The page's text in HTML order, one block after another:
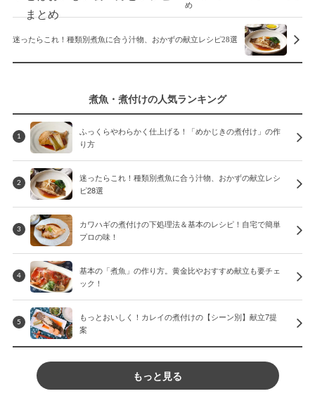
め
迷ったらこれ！種類別煮魚に合う汁物、おかずの献立レシピ28選
煮魚・煮付けの人気ランキング
1
ふっくらやわらかく仕上げる！「めかじきの煮付け」の作
り方
2
迷ったらこれ！種類別煮魚に合う汁物、おかずの献立レシ
ピ28選
3
カワハギの煮付けの下処理法＆基本のレシピ！自宅で簡単
プロの味！
4
基本の「煮魚」の作り方。黄金比やおすすめ献立も要チェ
ック！
5
もっとおいしく！カレイの煮付けの【シーン別】献立7提
案
もっと見る